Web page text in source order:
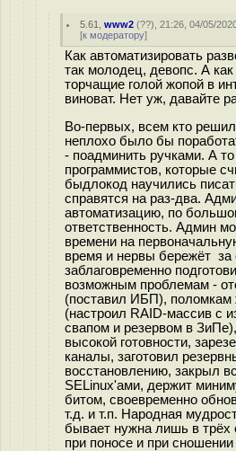
5.61 ,www2 (??), 21:26, 04/05/
[к модератору]
Как автоматизировать
так молодец, девопс. А
торчащие голой жопой в
виноват. Нет уж, давайте
Во-первых, всем кто
неплохо было бы
- поадминить ручками. А
программистов, которые
быдлокод научились
справятся на раз-два.
автоматизацию, по
ответственность. Админ
времени на
время и нервы бережёт за
заблаговременно
возможным проблемам -
(поставил ИБП), поломкам
(настроил RAID-массив с
свапом и резервом в
высокой готовности,
каналы, заготовил
восстановлению, закрыл
SELinux'ами, держит
битом, своевременно
т.д. и т.п. Народная
бывает нужна лишь в трёх
при поносе и при